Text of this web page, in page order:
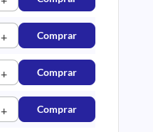
+ Comprar
+ Comprar
+ Comprar